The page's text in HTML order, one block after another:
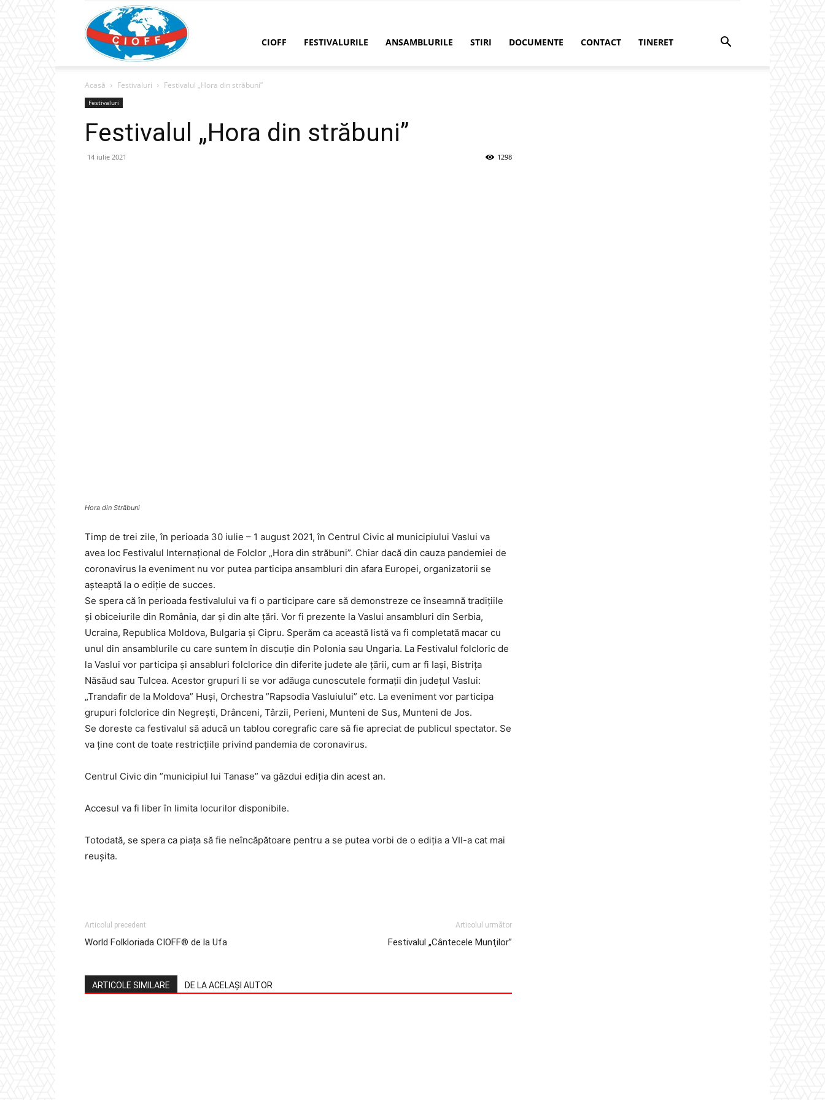
CIOFF
CIOFF FESTIVALURILE ANSAMBLURILE STIRI DOCUMENTE CONTACT TINERET
Acasă Festivaluri Festivalul „Hora din străbuni”
Festivaluri
Festivalul „Hora din străbuni”
14 iulie 2021 1298
Hora din Străbuni
Timp de trei zile, în perioada 30 iulie – 1 august 2021, în Centrul Civic al municipiului Vaslui va
avea loc Festivalul Internațional de Folclor „Hora din străbuni”. Chiar dacă din cauza pandemiei de
coronavirus la eveniment nu vor putea participa ansambluri din afara Europei, organizatorii se
așteaptă la o ediție de succes.
Se spera că în perioada festivalului va fi o participare care să demonstreze ce înseamnă tradițiile
și obiceiurile din România, dar și din alte țări. Vor fi prezente la Vaslui ansambluri din Serbia,
Ucraina, Republica Moldova, Bulgaria și Cipru. Sperăm ca această listă va fi completată macar cu
unul din ansamblurile cu care suntem în discuție din Polonia sau Ungaria. La Festivalul folcloric de
la Vaslui vor participa și ansabluri folclorice din diferite judete ale țării, cum ar fi Iași, Bistrița
Năsăud sau Tulcea. Acestor grupuri li se vor adăuga cunoscutele formații din județul Vaslui:
„Trandafir de la Moldova” Huși, Orchestra ”Rapsodia Vasluiului” etc. La eveniment vor participa
grupuri folclorice din Negrești, Drânceni, Târzii, Perieni, Munteni de Sus, Munteni de Jos.
Se doreste ca festivalul să aducă un tablou coregrafic care să fie apreciat de publicul spectator. Se
va ține cont de toate restricțiile privind pandemia de coronavirus.
Centrul Civic din ”municipiul lui Tanase” va găzdui ediția din acest an.
Accesul va fi liber în limita locurilor disponibile.
Totodată, se spera ca piața să fie neîncăpătoare pentru a se putea vorbi de o ediția a VII-a cat mai
reușita.
Articolul precedent
World Folkloriada CIOFF® de la Ufa
Articolul următor
Festivalul „Cântecele Munţilor”
ARTICOLE SIMILARE DE LA ACELAȘI AUTOR